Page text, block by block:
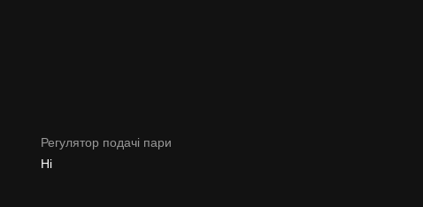
Регулятор подачі пари
Ні